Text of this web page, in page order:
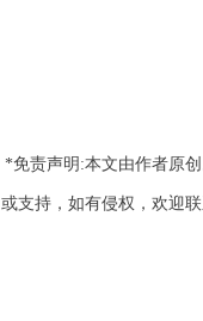
*免责声明:本文由作者原
或支持，如有侵权，欢迎